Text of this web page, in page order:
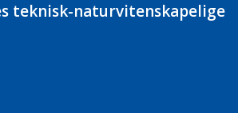
teknisk-naturvitenskapelige